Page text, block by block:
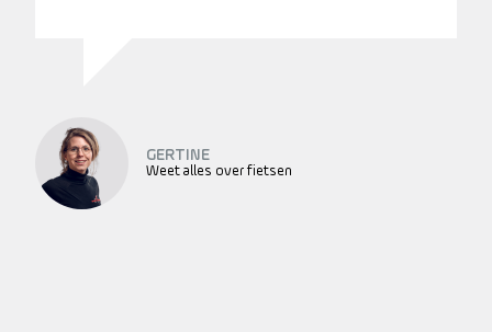
GERTINE
Weet alles over fietsen